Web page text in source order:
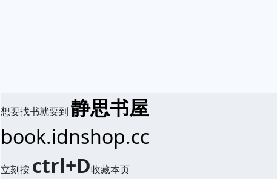
想要找书就要到静思书屋
book.idnshop.cc
立刻按 ctrl+D收藏本页